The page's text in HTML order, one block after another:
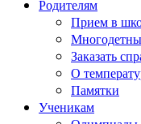
Родителям
Прием в
Заказать
О
Памятки
Ученикам